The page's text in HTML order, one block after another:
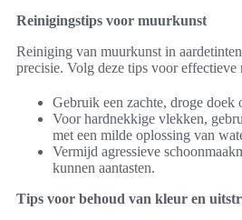
Reinigingstips voor muurkunst
Reiniging van muurkunst in
precisie. Volg deze tips voor effectieve
Gebruik een zachte, droge doek
Voor hardnekkige vlekken,
met een milde oplossing van
Vermijd agressieve
kunnen aantasten.
Tips voor behoud van kleur en